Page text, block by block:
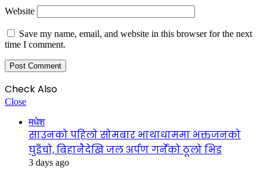
Website
Save my name, email, and website in this browser for the next
time I comment.
Check Also
Close
मधेश
साउनको पहिलो सोमबार भाथाधाममा भक्तजनको
घुइँचो, बिहानैदेखि जल अर्पण गर्नेको ठूलो भिड
3 days ago